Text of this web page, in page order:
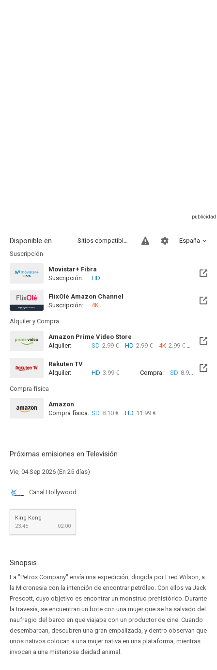
Disponible en... España
Sitios compatibles
Suscripción
Movistar+ Fibra
Disponible hasta el Vie, 01 Ene 2100 (Quedan 73 años)
Suscripción: HD
FlixOlé Amazon Channel
Suscripción:
4K
Alquiler y Compra
Amazon Prime Video Store
Alquiler:
SD 2.99 € HD 2.99 € 4K 2.99 €
Rakuten TV
Alquiler:
HD 3.99 € Compra: SD 8.99 € HD
Compra física
Amazon
Compra física: SD 8.10 € HD 11.99 €
Próximas emisiones en Televisión
Vie, 04 Sep 2026 (En 25 días)
Canal Hollywood
King Kong
23:45
02:00
Sinopsis
La "Petrox Company" envía una expedición, dirigida por Fred Wilson, a
la Micronesia con la intención de encontrar petróleo. Con ellos va Jack
Prescott, cuyo objetivo es encontrar un monstruo prehistórico. Durante
la travesía, se encuentran un bote con una mujer que se ha salvado del
naufragio del barco en que viajaba con un productor de cine. Cuando
desembarcan, descubren una gran empalizada, y dentro observan que
unos nativos colocan a una mujer nativa en una plataforma, mientras
invocan a una misteriosa deidad animal.